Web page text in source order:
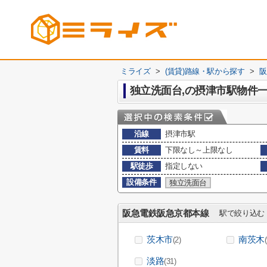
ミライズ > (賃貸)路線・駅から探す >
独立洗面台,の摂津市駅物件
沿線
摂津市駅
賃料
下限なし～上限なし
駅徒歩
指定しない
設備条件
独立洗面台
阪急電鉄阪急京都本線 駅で絞り込む
茨木市(2) 南茨木
淡路(31)